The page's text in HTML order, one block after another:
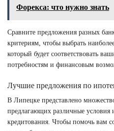
Форекса: что нужно знать
Сравните предложения разных
критериям, чтобы выбрать
который будет соответствовать
потребностям и финансовым
Лучшие предложения по
В Липецке представлено
предлагающих различные условия
кредитования. Чтобы помочь вам